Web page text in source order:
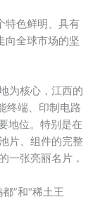
特色鲜明、具有
向全球市场的坚
为核心，江西的
终端、印制电路
地位。特别是在
片、组件的完整
一张亮丽名片，
”和“稀土王